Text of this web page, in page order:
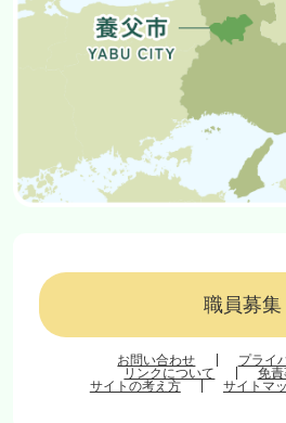
職員募集
お問い合わせ
プライ
リンクについて
免
サイトの考え方
サイトマ